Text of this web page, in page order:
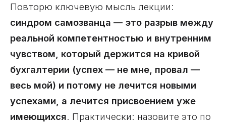
Повторю ключевую мысль лекции:
синдром самозванца — это разрыв между
реальной компетентностью и внутренним
чувством, который держится на кривой
бухгалтерии (успех — не мне, провал —
весь мой) и потому не лечится новыми
успехами, а лечится присвоением уже
имеющихся. Практически: назовите это по